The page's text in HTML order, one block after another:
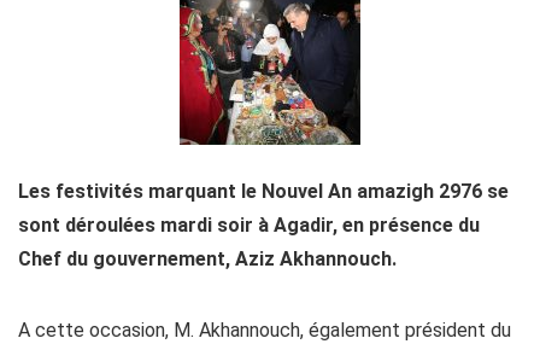
Les festivités marquant le Nouvel An amazigh 2976 se
sont déroulées mardi soir à Agadir, en présence du
Chef du gouvernement, Aziz Akhannouch.
A cette occasion, M. Akhannouch, également président du